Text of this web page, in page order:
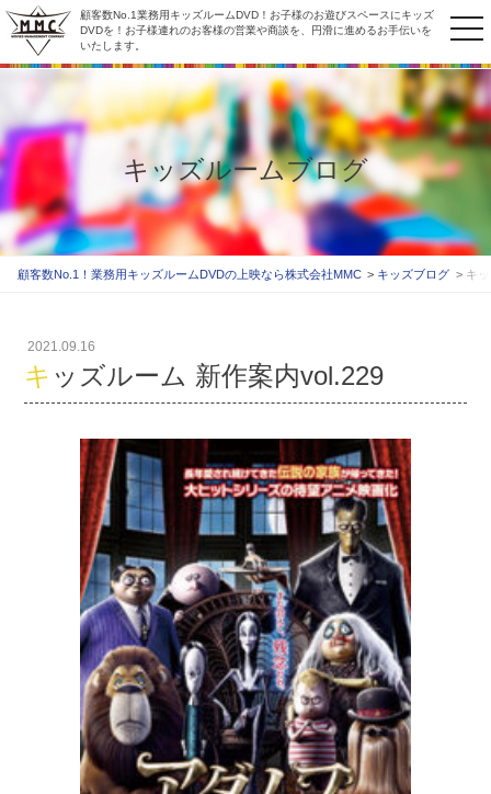
顧客数No.1業務用キッズルームDVD！お子様のお遊びスペースにキッズ
DVDを！お子様連れのお客様の営業や商談を、円滑に進めるお手伝いを
いたします。
キッズルームブログ
顧客数No.1！業務用キッズルームDVDの上映なら株式会社MMC キッズブログ キ
2021.09.16
キッズルーム 新作案内vol.229